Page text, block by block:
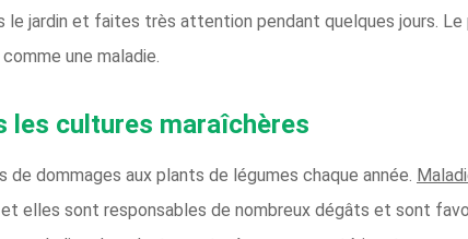
le jardin et faites très attention pendant quelques jours. Le
une maladie.
les cultures maraîchères
dommages aux plants de légumes chaque année.
elles sont responsables de nombreux dégâts et sont